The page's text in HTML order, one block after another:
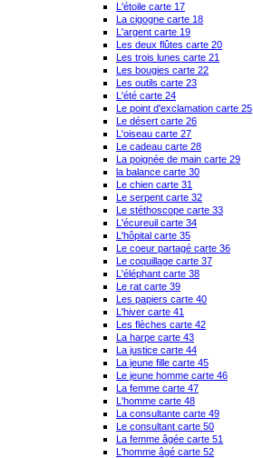
L'étoile carte 17
La cigogne carte 18
L'argent carte 19
Les deux flûtes carte 20
Les trois lunes carte 21
Les bougies carte 22
Les outils carte 23
L'été carte 24
Le point d'exclamation carte 25
Le désert carte 26
L'oiseau carte 27
Le cadeau carte 28
La poignée de main carte 29
la balance carte 30
Le chien carte 31
Le serpent carte 32
Le stéthoscope carte 33
L'écureuil carte 34
L'hôpital carte 35
Le coeur partagé carte 36
Le coquillage carte 37
L'éléphant carte 38
Le rat carte 39
Les papiers carte 40
L'hiver carte 41
Les flèches carte 42
La harpe carte 43
La justice carte 44
La jeune fille carte 45
Le jeune homme carte 46
La femme carte 47
L'homme carte 48
La consultante carte 49
Le consultant carte 50
La femme âgée carte 51
L'homme âgé carte 52